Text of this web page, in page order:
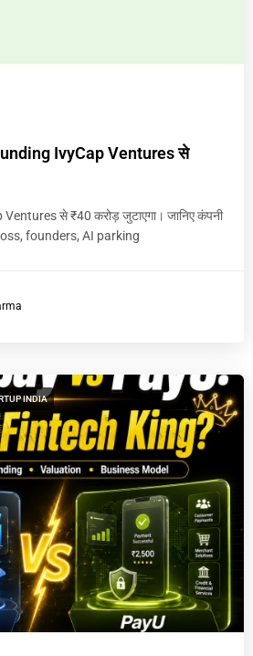
IvyCap Ventures से
से ₹40 करोड़ जुटाएगा। जानिए कंपनी
founders, AI parking
INDIA